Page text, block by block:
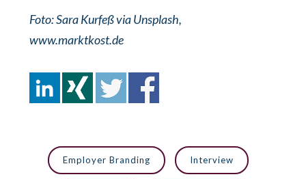
Foto: Sara Kurfeß via Unsplash,
www.marktkost.de
Employer Branding Interview